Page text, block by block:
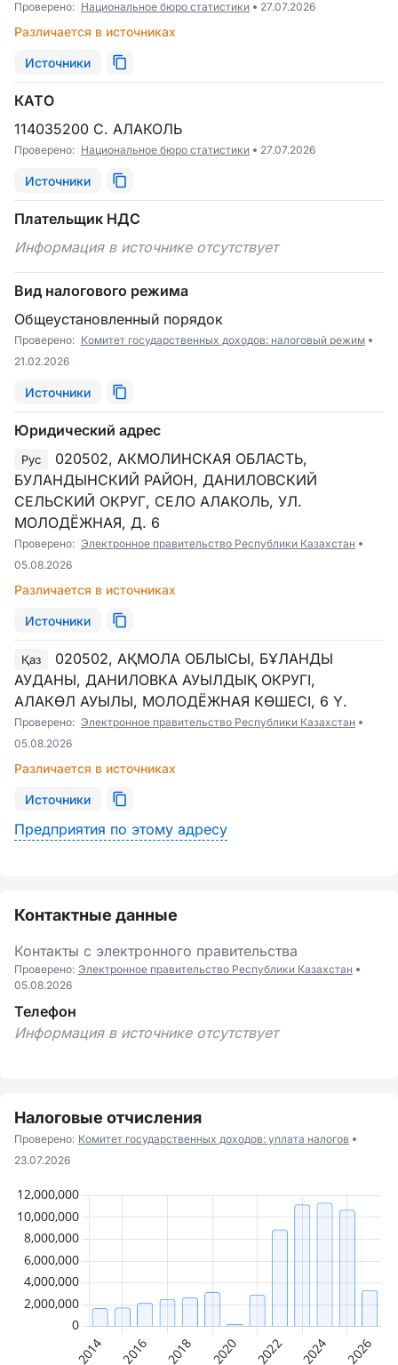
Проверено: Национальное бюро статистики 27.07.2026
Различается в источниках
Источники
КАТО
114035200 С. АЛАКОЛЬ
Проверено: Национальное бюро статистики 27.07.2026
Источники
Плательщик НДС
Информация в источнике отсутствует
Вид налогового режима
Общеустановленный порядок
Проверено: Комитет государственных доходов: налоговый режим
21.02.2026
Источники
Юридический адрес
Рус
020502, АКМОЛИНСКАЯ ОБЛАСТЬ,
БУЛАНДЫНСКИЙ РАЙОН, ДАНИЛОВСКИЙ
СЕЛЬСКИЙ ОКРУГ, СЕЛО АЛАКОЛЬ, УЛ.
МОЛОДЁЖНАЯ, Д. 6
Проверено: Электронное правительство Республики Казахстан
05.08.2026
Различается в источниках
Источники
Қаз
020502, АҚМОЛА ОБЛЫСЫ, БҰЛАНДЫ
АУДАНЫ, ДАНИЛОВКА АУЫЛДЫҚ ОКРУГІ,
АЛАКӨЛ АУЫЛЫ, МОЛОДЁЖНАЯ КӨШЕСІ, 6 Ү.
Проверено: Электронное правительство Республики Казахстан
05.08.2026
Различается в источниках
Источники
Предприятия по этому адресу
Контактные данные
Контакты с электронного правительства
Проверено: Электронное правительство Республики Казахстан
05.08.2026
Телефон
Информация в источнике отсутствует
Налоговые отчисления
Проверено: Комитет государственных доходов: уплата налогов
23.07.2026